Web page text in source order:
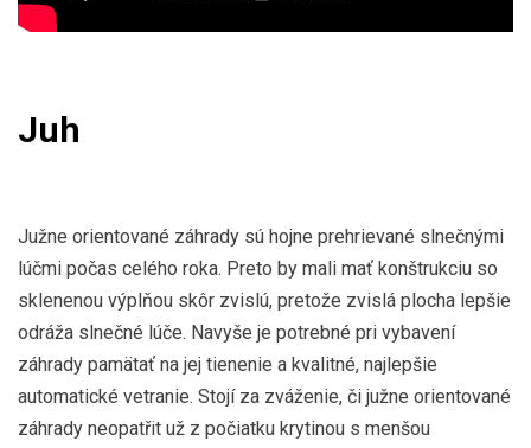
Juh
Južne orientované záhrady sú hojne prehrievané slnečnými
lúčmi počas celého roka. Preto by mali mať konštrukciu so
sklenenou výplňou skôr zvislú, pretože zvislá plocha lepšie
odráža slnečné lúče. Navyše je potrebné pri vybavení
záhrady pamätať na jej tienenie a kvalitné, najlepšie
automatické vetranie. Stojí za zváženie, či južne orientované
záhrady neopatřit už z počiatku krytinou s menšou